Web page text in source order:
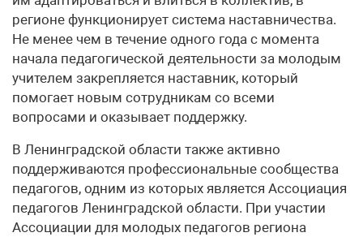
регионе функционирует система наставничества.
Не менее чем в течение одного года с момента
начала педагогической деятельности за молодым
учителем закрепляется наставник, который
помогает новым сотрудникам со всеми
вопросами и оказывает поддержку.
В Ленинградской области также активно
поддерживаются профессиональные сообщества
педагогов, одним из которых является Ассоциация
педагогов Ленинградской области. При участии
Ассоциации для молодых педагогов региона